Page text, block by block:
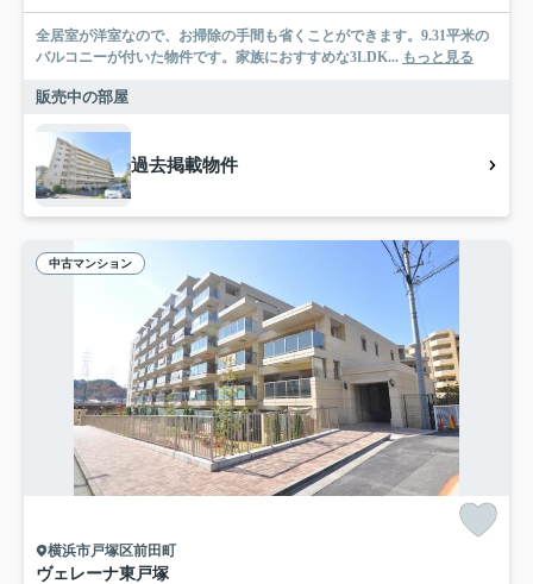
全居室が洋室なので、お掃除の手間も省くことができます。9.31平米の
バルコニーが付いた物件です。家族におすすめな3LDK... もっと見る
販売中の部屋
過去掲載物件
中古マンション
横浜市戸塚区前田町
ヴェレーナ東戸塚